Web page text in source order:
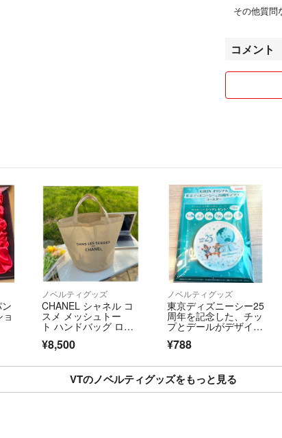
その他質問
コメント
ノベルティグッズ
CHANEL シャネル コ
スメ メッシュトー
ト ハンドバッグ ロ
ゴ チャーム付
¥8,500
ノベルティグッズ
東京ディズニーシー25
周年を記念した、チッ
プとデールがデザイン
されたKIRINオリジナ
ルのコースターです。
¥788
VTのノベルティグッズをもっと見る